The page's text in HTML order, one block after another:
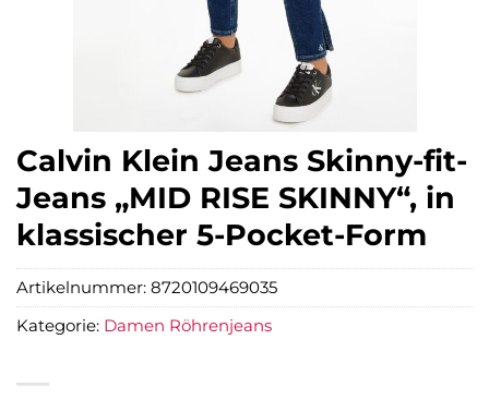
Calvin Klein Jeans Skinny-fit-
Jeans „MID RISE SKINNY“, in
klassischer 5-Pocket-Form
Artikelnummer: 8720109469035
Kategorie: Damen Röhrenjeans